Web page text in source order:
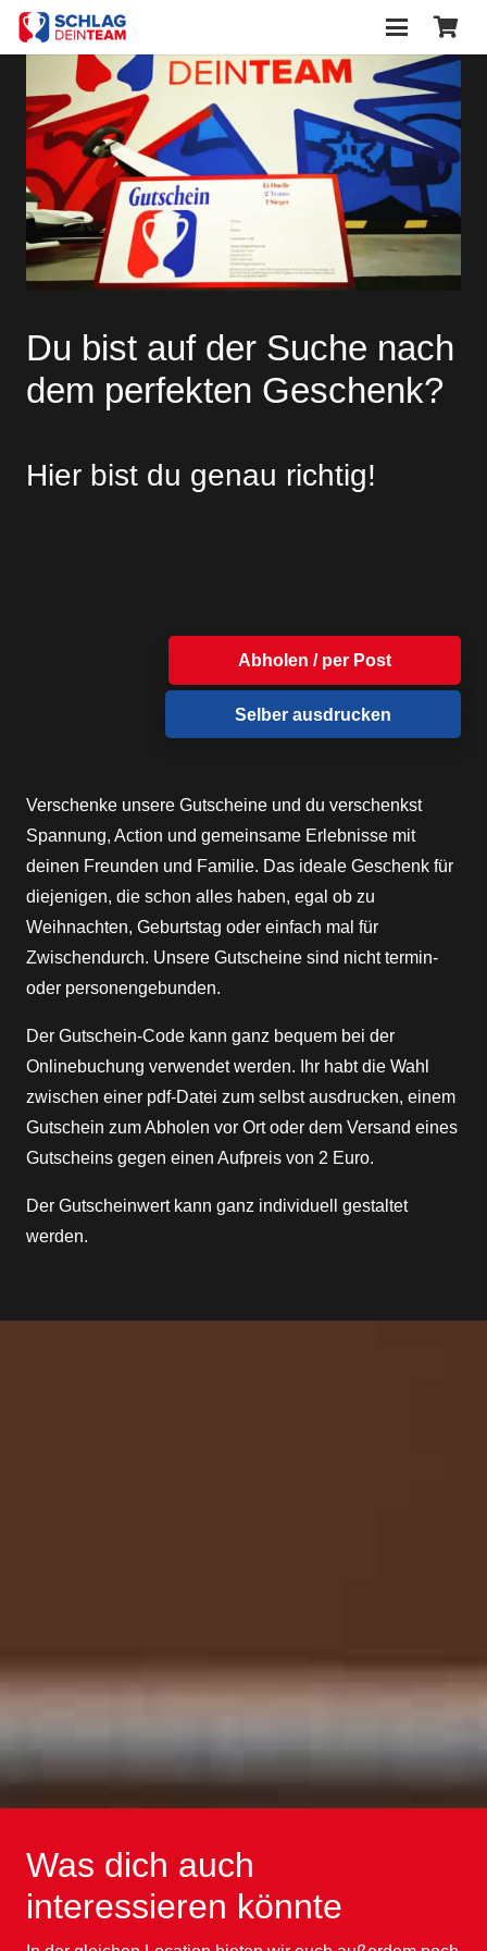
Du bist auf der Suche nach
dem perfekten Geschenk?
Hier bist du genau richtig!
Abholen / per Post
Selber ausdrucken
Verschenke unsere Gutscheine und du verschenkst
Spannung, Action und gemeinsame Erlebnisse mit
deinen Freunden und Familie. Das ideale Geschenk für
diejenigen, die schon alles haben, egal ob zu
Weihnachten, Geburtstag oder einfach mal für
Zwischendurch. Unsere Gutscheine sind nicht termin-
oder personengebunden.
Der Gutschein-Code kann ganz bequem bei der
Onlinebuchung verwendet werden. Ihr habt die Wahl
zwischen einer pdf-Datei zum selbst ausdrucken, einem
Gutschein zum Abholen vor Ort oder dem Versand eines
Gutscheins gegen einen Aufpreis von 2 Euro.
Der Gutscheinwert kann ganz individuell gestaltet
werden.
Was dich auch
interessieren könnte